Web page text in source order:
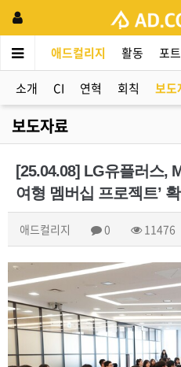
애드컬리지 활동 포
소개 CI 연혁 회칙 보도
보도자료
[25.04.08] LG유플러스,
여형 멤버십 프로젝트’
애드컬리지 0 11476